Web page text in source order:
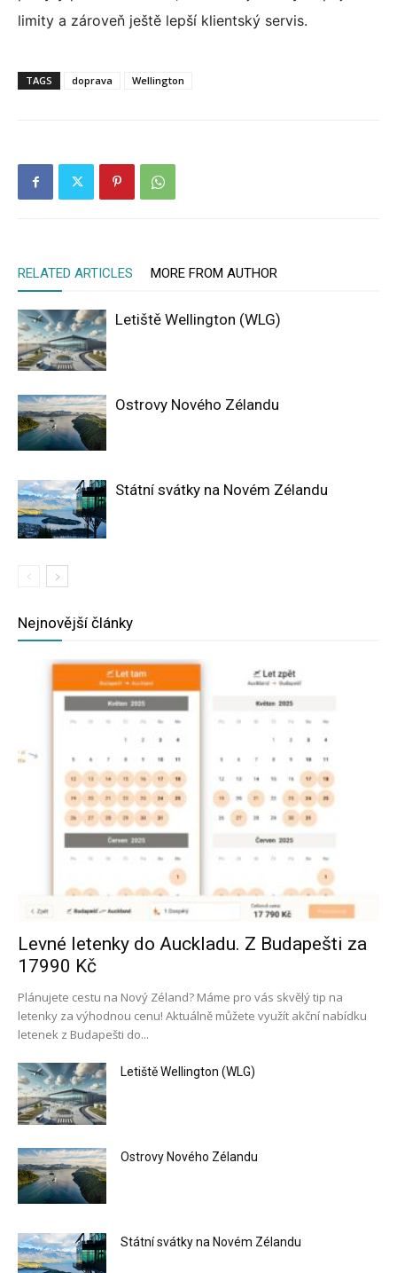
limity a zároveň ještě lepší klientský servis.
TAGS doprava Wellington
RELATED ARTICLES MORE FROM AUTHOR
Letiště Wellington (WLG)
Ostrovy Nového Zélandu
Státní svátky na Novém Zélandu
Nejnovější články
Levné letenky do Auckladu. Z Budapešti za
17990 Kč
Plánujete cestu na Nový Zéland? Máme pro vás skvělý tip na
letenky za výhodnou cenu! Aktuálně můžete využít akční nabídku
letenek z Budapešti do...
Letiště Wellington (WLG)
Ostrovy Nového Zélandu
Státní svátky na Novém Zélandu